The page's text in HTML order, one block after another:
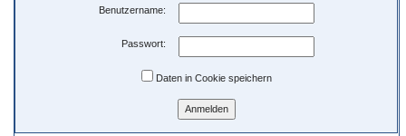
Benutzername:
Passwort:
Daten in Cookie speichern